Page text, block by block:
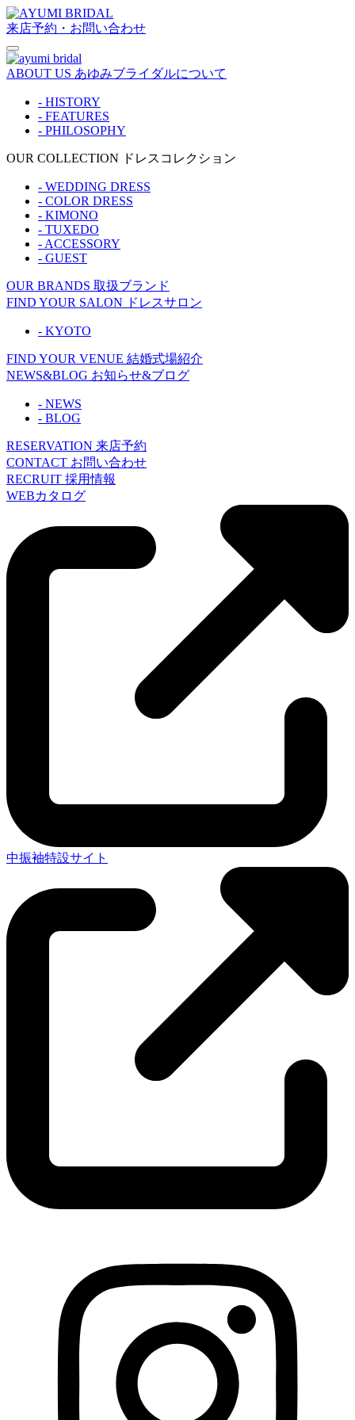
来店予約・お問い合わせ
ABOUT US あゆみブライダルについて
- HISTORY
- FEATURES
- PHILOSOPHY
OUR COLLECTION ドレスコレクション
- WEDDING DRESS
- COLOR DRESS
- KIMONO
- TUXEDO
- ACCESSORY
- GUEST
OUR BRANDS 取扱ブランド
FIND YOUR SALON ドレスサロン
- KYOTO
FIND YOUR VENUE 結婚式場紹介
NEWS&BLOG お知らせ&ブログ
- NEWS
- BLOG
RESERVATION 来店予約
CONTACT お問い合わせ
RECRUIT 採用情報
WEBカタログ
中振袖特設サイト